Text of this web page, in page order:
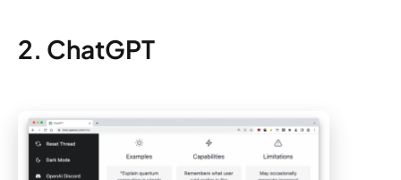
2. ChatGPT